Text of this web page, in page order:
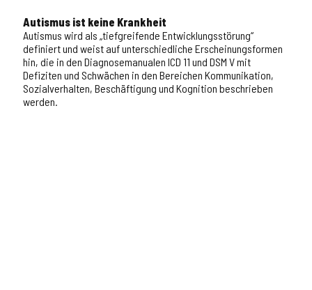
Autismus ist keine Krankheit
Autismus wird als „tiefgreifende Entwicklungsstörung“
definiert und weist auf unterschiedliche Erscheinungsformen
hin, die in den Diagnosemanualen ICD 11 und DSM V mit
Defiziten und Schwächen in den Bereichen Kommunikation,
Sozialverhalten, Beschäftigung und Kognition beschrieben
werden.